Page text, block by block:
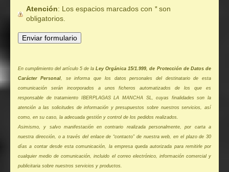
Atención : Los espacios marcados con *son
obligatorios.
En cumplimiento del artículo 5 de la Ley Orgánica 15/1.999, de Protección de Datos de
Carácter Personal , se informa que los datos personales del destinatario de esta
comunicación serán incorporados a unos ficheros automatizados de los que es
responsable de tratamiento IBERPLAGAS LA MANCHA SL, cuyas finalidades son la
atención a las solicitudes de información y presupuestos sobre nuestros servicios, así
como, en su caso, la adecuada gestión y control de los pedidos realizados.
Asimismo, y salvo manifestación en contrario realizada personalmente, por carta a
nuestra dirección, o a través del enlace de “contacto” de nuestra web, en el plazo de 30
días a contar desde esta comunicación, la empresa queda autorizada para remitirle por
cualquier medio de comunicación, incluido el correo electrónico, información comercial y
publicitaria sobre nuestros servicios y productos.